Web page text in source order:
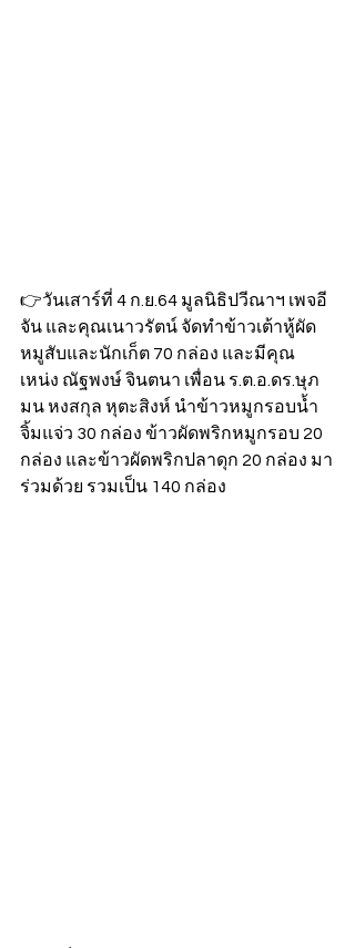
👉วันเสาร์ที่ 4 ก.ย.64 มูลนิธิปวีณาฯ เพจอี
จัน และคุณเนาวรัตน์ จัดทำข้าวเต้าหู้ผัด
หมูสับและนักเก็ต 70 กล่อง และมีคุณ
เหน่ง ณัฐพงษ์ จินตนา เพื่อน ร.ต.อ.ดร.ษุภ
มน หงสกุล หุตะสิงห์ นำข้าวหมูกรอบน้ำ
จิ้มแจ่ว 30 กล่อง ข้าวผัดพริกหมูกรอบ 20
กล่อง และข้าวผัดพริกปลาดุก 20 กล่อง มา
ร่วมด้วย รวมเป็น 140 กล่อง